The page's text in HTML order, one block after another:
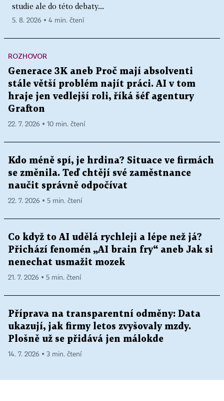
studie ale do této debaty...
5. 8. 2026 ▪ 4 min. čtení
ROZHOVOR
Generace 3K aneb Proč mají absolventi
stále větší problém najít práci. AI v tom
hraje jen vedlejší roli, říká šéf agentury
Grafton
22. 7. 2026 ▪ 10 min. čtení
Kdo méně spí, je hrdina? Situace ve firmách
se změnila. Teď chtějí své zaměstnance
naučit správně odpočívat
22. 7. 2026 ▪ 5 min. čtení
Co když to AI udělá rychleji a lépe než já?
Přichází fenomén „AI brain fry“ aneb Jak si
nenechat usmažit mozek
21. 7. 2026 ▪ 5 min. čtení
Příprava na transparentní odměny: Data
ukazují, jak firmy letos zvyšovaly mzdy.
Plošně už se přidává jen málokde
14. 7. 2026 ▪ 3 min. čtení